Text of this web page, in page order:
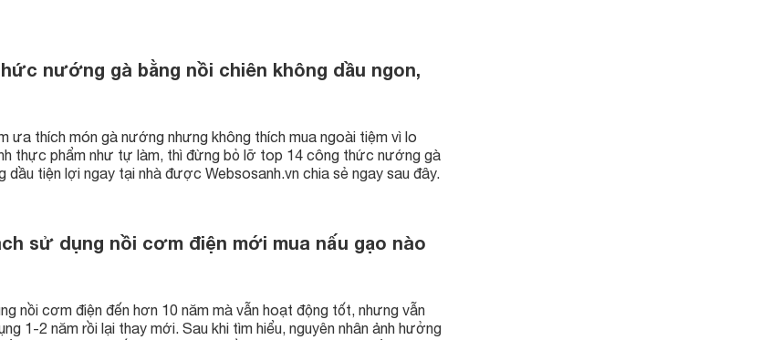
nướng gà bằng nồi chiên không dầu ngon,
ưa thích món gà nướng nhưng không thích mua ngoài tiệm vì lo
thực phẩm như tự làm, thì đừng bỏ lỡ top 14 công thức nướng gà
dầu tiện lợi ngay tại nhà được Websosanh.vn chia sẻ ngay sau đây.
sử dụng nồi cơm điện mới mua nấu gạo nào
nồi cơm điện đến hơn 10 năm mà vẫn hoạt động tốt, nhưng vẫn
1-2 năm rồi lại thay mới. Sau khi tìm hiểu, nguyên nhân ảnh hưởng